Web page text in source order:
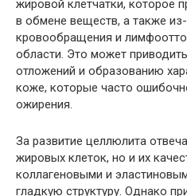
жировой клетчатки, которое
в обмене веществ, а также
кровообращения и
области. Это может
отложений и образованию
коже, которые часто
ожирения.
За развитие целлюлита
жировых клеток, но и их
коллагеновыми и
гладкую структуру. Однако